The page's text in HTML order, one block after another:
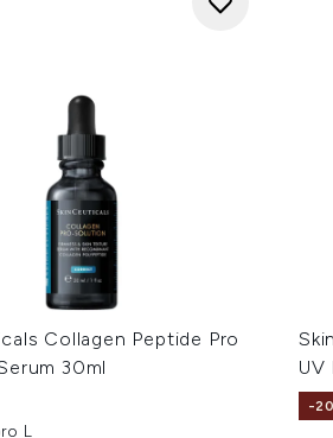
Collagen Peptide Pro
30ml
L
UV
-